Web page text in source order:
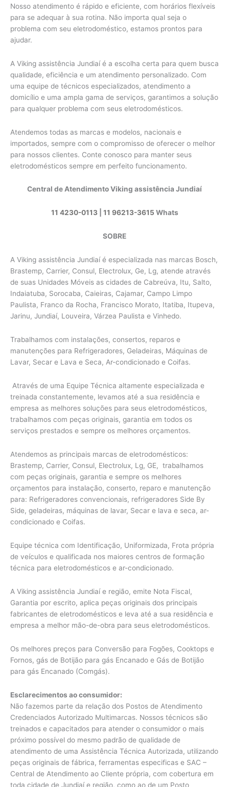
Nosso atendimento é rápido e eficiente, com horários flexíveis
para se adequar à sua rotina. Não importa qual seja o
problema com seu eletrodoméstico, estamos prontos para
ajudar.
A Viking assistência Jundiaí é a escolha certa para quem busca
qualidade, eficiência e um atendimento personalizado. Com
uma equipe de técnicos especializados, atendimento a
domicílio e uma ampla gama de serviços, garantimos a solução
para qualquer problema com seus eletrodomésticos.
Atendemos todas as marcas e modelos, nacionais e
importados, sempre com o compromisso de oferecer o melhor
para nossos clientes. Conte conosco para manter seus
eletrodomésticos sempre em perfeito funcionamento.
Central de Atendimento Viking assistência Jundiaí
11 4230-0113| 11 96213-3615 Whats
SOBRE
A Viking assistência Jundiaí é especializada nas marcas Bosch,
Brastemp, Carrier, Consul, Electrolux, Ge, Lg, atende através
de suas Unidades Móveis as cidades de Cabreúva, Itu, Salto,
Indaiatuba, Sorocaba, Caieiras, Cajamar, Campo Limpo
Paulista, Franco da Rocha, Francisco Morato, Itatiba, Itupeva,
Jarinu, Jundiaí, Louveira, Várzea Paulista e Vinhedo.
Trabalhamos com instalações, consertos, reparos e
manutenções para Refrigeradores, Geladeiras, Máquinas de
Lavar, Secar e Lava e Seca, Ar-condicionado e Coifas.
Através de uma Equipe Técnica altamente especializada e
treinada constantemente, levamos até a sua residência e
empresa as melhores soluções para seus eletrodomésticos,
trabalhamos com peças originais, garantia em todos os
serviços prestados e sempre os melhores orçamentos.
Atendemos as principais marcas de eletrodomésticos:
Brastemp, Carrier, Consul, Electrolux, Lg, GE, trabalhamos
com peças originais, garantia e sempre os melhores
orçamentos para instalação, conserto, reparo e manutenção
para: Refrigeradores convencionais, refrigeradores Side By
Side, geladeiras, máquinas de lavar, Secar e lava e seca, ar-
condicionado e Coifas.
Equipe técnica com Identificação, Uniformizada, Frota própria
de veículos e qualificada nos maiores centros de formação
técnica para eletrodomésticos e ar-condicionado.
A Viking assistência Jundiaí e região, emite Nota Fiscal,
Garantia por escrito, aplica peças originais dos principais
fabricantes de eletrodomésticos e leva até a sua residência e
empresa a melhor mão-de-obra para seus eletrodomésticos.
Os melhores preços para Conversão para Fogões, Cooktops e
Fornos, gás de Botijão para gás Encanado e Gás de Botijão
para gás Encanado (Comgás).
Esclarecimentos ao consumidor:
Não fazemos parte da relação dos Postos de Atendimento
Credenciados Autorizado Multimarcas. Nossos técnicos são
treinados e capacitados para atender o consumidor o mais
próximo possível do mesmo padrão de qualidade de
atendimento de uma Assistência Técnica Autorizada, utilizando
peças originais de fábrica, ferramentas especificas e SAC –
Central de Atendimento ao Cliente própria, com cobertura em
toda cidade de Jundiaí e região, como ao de um Posto